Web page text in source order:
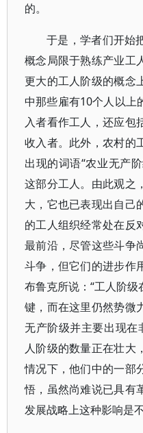
的。
于是，学者们开始
概念局限于熟练产业工
更大的工人阶级的概念
中那些雇有10个人以上
入者看作工人，还应包
收入者。此外，农村的
出现的词语“农业无产
这部分工人。由此观之
大，它也已表现出自己
的工人组织经常处在反
最前沿，尽管这些斗争
斗争，但它们的进步作
布鲁克所说：“工人阶
键，而在这里仍然势微
无产阶级并主要出现
人阶级的数量正在壮大
情况下，他们中的一部
悟，虽然尚难说已具有
发展战略上这种影响是